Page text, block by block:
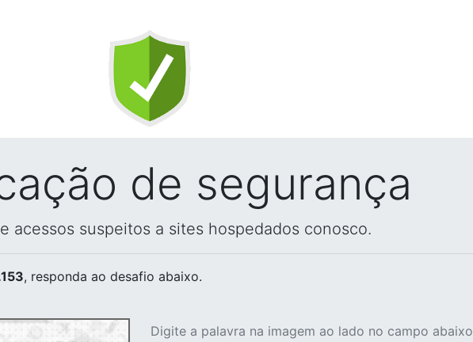
de segurança
acessos suspeitos a sites hospedados conosco.
, responda ao desafio abaixo.
Digite a palavra na imagem ao lado no campo abaixo